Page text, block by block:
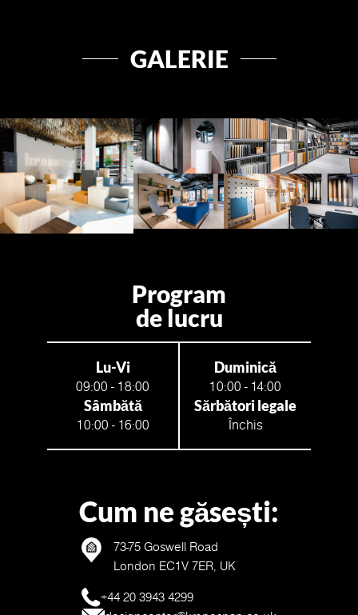
GALERIE
Program
de lucru
Lu-Vi
09:00 - 18:00
Sâmbătă
10:00 - 16:00
Duminică
10:00 - 14:00
Sărbători legale
Închis
Cum ne găsești:
73-75 Goswell Road
London EC1V 7ER, UK
+44 20 3943 4299